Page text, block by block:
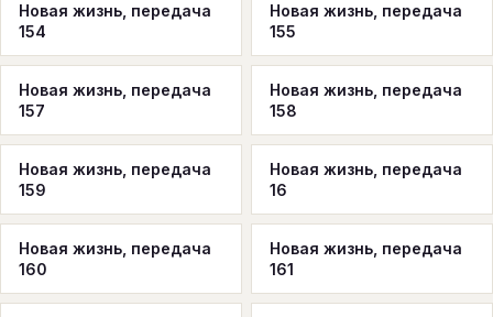
Новая жизнь, передача
154
Новая жизнь, передача
155
Новая жизнь, передача
157
Новая жизнь, передача
158
Новая жизнь, передача
159
Новая жизнь, передача
16
Новая жизнь, передача
160
Новая жизнь, передача
161